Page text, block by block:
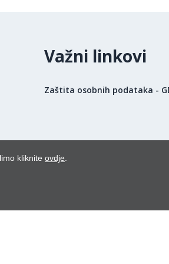
Važni linkovi
Zaštita osobnih podataka -
kliknite ovdje